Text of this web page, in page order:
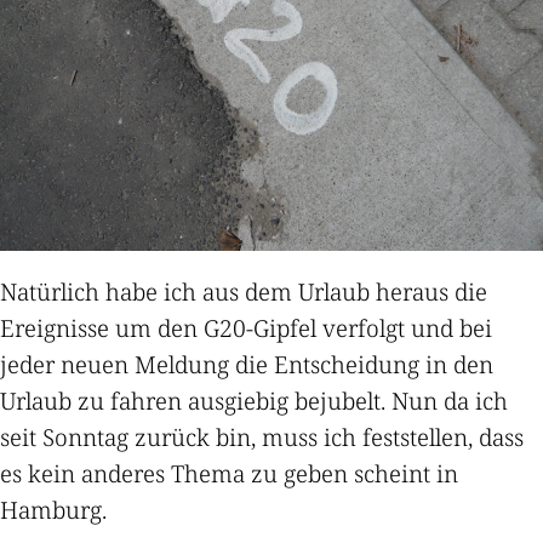
Natürlich habe ich aus dem Urlaub heraus die
Ereignisse um den G20-Gipfel verfolgt und bei
jeder neuen Meldung die Entscheidung in den
Urlaub zu fahren ausgiebig bejubelt. Nun da ich
seit Sonntag zurück bin, muss ich feststellen, dass
es kein anderes Thema zu geben scheint in
Hamburg.